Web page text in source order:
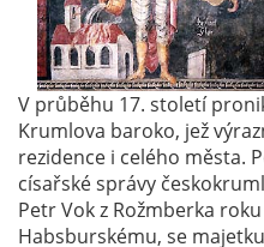
V průběhu 17. století
Krumlova baroko, jež
rezidence i celého města.
císařské správy
Petr Vok z Rožmberka
Habsburskému, se